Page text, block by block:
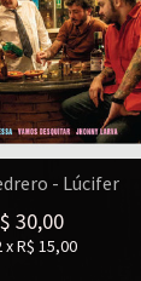
- Lúcifer
30,00
xR$ 15,00